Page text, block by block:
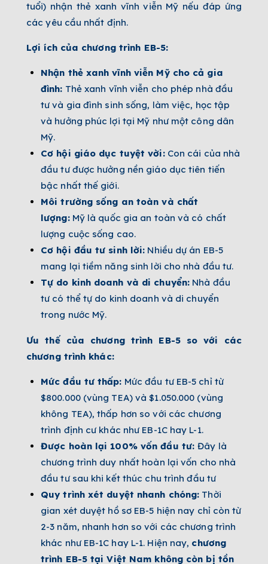
tuổi) nhận thẻ xanh vĩnh viễn Mỹ nếu đáp ứng
các yêu cầu nhất định.
Lợi ích của chương trình EB-5:
Nhận thẻ xanh vĩnh viễn Mỹ cho cả gia
đình: Thẻ xanh vĩnh viễn cho phép nhà đầu
tư và gia đình sinh sống, làm việc, học tập
và hưởng phúc lợi tại Mỹ như một công dân
Mỹ.
Cơ hội giáo dục tuyệt vời:Con cái của nhà
đầu tư được hưởng nền giáo dục tiên tiến
bậc nhất thế giới.
Môi trường sống an toàn và chất
lượng:Mỹ là quốc gia an toàn và có chất
lượng cuộc sống cao.
Cơ hội đầu tư sinh lời: Nhiều dự án EB-5
mang lại tiềm năng sinh lời cho nhà đầu tư.
Tự do kinh doanh và di chuyển: Nhà đầu
tư có thể tự do kinh doanh và di chuyển
trong nước Mỹ.
Ưu thế của chương trình EB-5 so với các
chương trình khác:
Mức đầu tư thấp: Mức đầu tư EB-5 chỉ từ
$800.000 (vùng TEA) và $1.050.000 (vùng
không TEA), thấp hơn so với các chương
trình định cư khác như EB-1C hay L-1.
Được hoàn lại 100% vốn đầu tư:Đây là
chương trình duy nhất hoàn lại vốn cho nhà
đầu tư sau khi kết thúc chu trình đầu tư
Quy trình xét duyệt nhanh chóng: Thời
gian xét duyệt hồ sơ EB-5 hiện nay chỉ còn từ
2-3 năm, nhanh hơn so với các chương trình
khác như EB-1C hay L-1. Hiện nay, chương
trình EB-5 tại Việt Nam không còn bị tồn